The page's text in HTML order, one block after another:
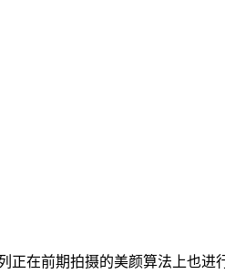
正在前期拍摄的美颜算法上也进